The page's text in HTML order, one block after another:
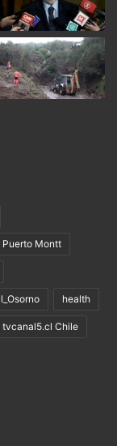
Montt
health
tvcanal5.cl Chile